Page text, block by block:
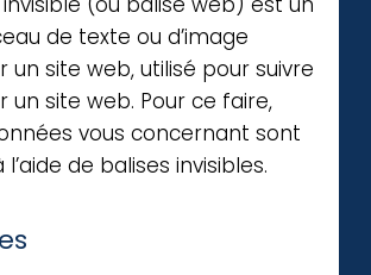
de texte ou d’image
un site web, utilisé pour suivre
un site web. Pour ce faire,
vous concernant sont
de balises invisibles.